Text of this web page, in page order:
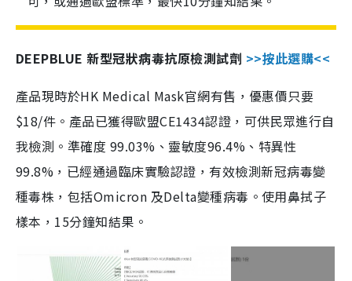
DEEPBLUE 新型冠狀病毒抗原檢測試劑 >>按此選購<<
產品現時於HK Medical Mask官網有售，優惠價只要
$18/件。產品已獲得歐盟CE1434認證，可供民眾進行自
我檢測。準確度 99.03%、靈敏度96.4%、特異性
99.8%，已經通過臨床實驗認證，有效檢測新冠病毒變
種毒株，包括Omicron 及Delta變種病毒。使用鼻拭子
樣本，15分鐘知結果。